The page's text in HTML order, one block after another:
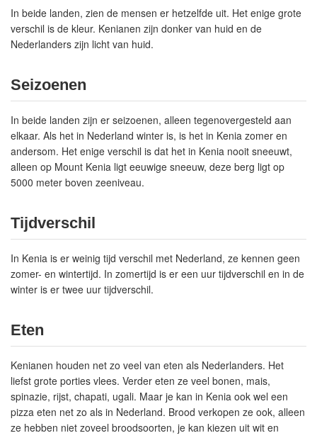
In beide landen, zien de mensen er hetzelfde uit. Het enige grote
verschil is de kleur. Kenianen zijn donker van huid en de
Nederlanders zijn licht van huid.
Seizoenen
In beide landen zijn er seizoenen, alleen tegenovergesteld aan
elkaar. Als het in Nederland winter is, is het in Kenia zomer en
andersom. Het enige verschil is dat het in Kenia nooit sneeuwt,
alleen op Mount Kenia ligt eeuwige sneeuw, deze berg ligt op
5000 meter boven zeeniveau.
Tijdverschil
In Kenia is er weinig tijd verschil met Nederland, ze kennen geen
zomer- en wintertijd. In zomertijd is er een uur tijdverschil en in de
winter is er twee uur tijdverschil.
Eten
Kenianen houden net zo veel van eten als Nederlanders. Het
liefst grote porties vlees. Verder eten ze veel bonen, mais,
spinazie, rijst, chapati, ugali. Maar je kan in Kenia ook wel een
pizza eten net zo als in Nederland. Brood verkopen ze ook, alleen
ze hebben niet zoveel broodsoorten, je kan kiezen uit wit en